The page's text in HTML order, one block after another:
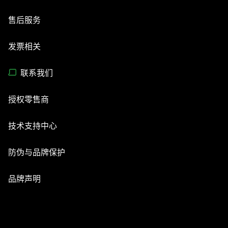
售后服务
发票相关
联系我们
授权零售商
技术支持中心
防伪与品牌保护
品牌声明